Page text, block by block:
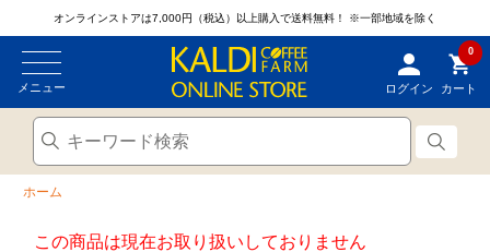
オンラインストアは7,000円（税込）以上購入で送料無料！ ※一部地域を除く
メニュー ログイン
0
カート
ホーム
この商品は現在お取り扱いしておりません